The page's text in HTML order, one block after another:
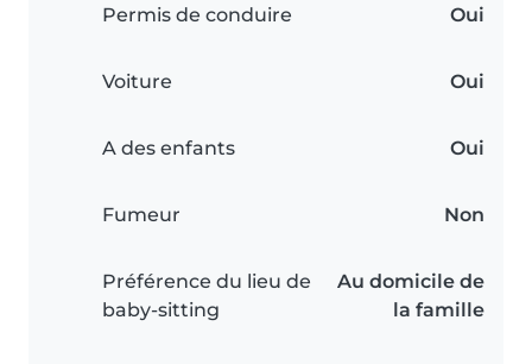
Permis de conduire Oui
Voiture Oui
A des enfants Oui
Fumeur Non
Préférence du lieu de
baby-sitting
Au domicile de
la famille